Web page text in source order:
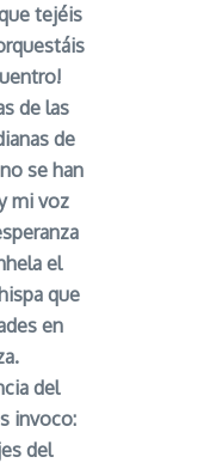
tejéis
de las
de
se han
mi voz
el
que
en
del
invoco:
del